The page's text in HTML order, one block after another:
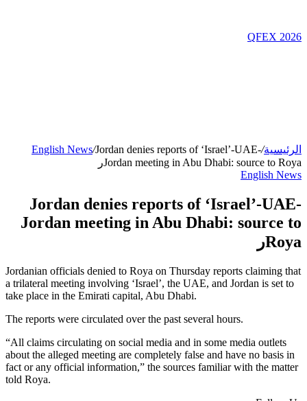
QFEX 2026
الرئيسية/
English News/Jordan denies reports of ‘Israel’-UAE-
Jordan meeting in Abu Dhabi: source to Royaر
English News
Jordan denies reports of ‘Israel’-UAE-
Jordan meeting in Abu Dhabi: source to
Royaر
Jordanian officials denied to Roya on Thursday reports claiming that
a trilateral meeting involving ‘Israel’, the UAE, and Jordan is set to
take place in the Emirati capital, Abu Dhabi.
The reports were circulated over the past several hours.
“All claims circulating on social media and in some media outlets
about the alleged meeting are completely false and have no basis in
fact or any official information,” the sources familiar with the matter
told Roya.